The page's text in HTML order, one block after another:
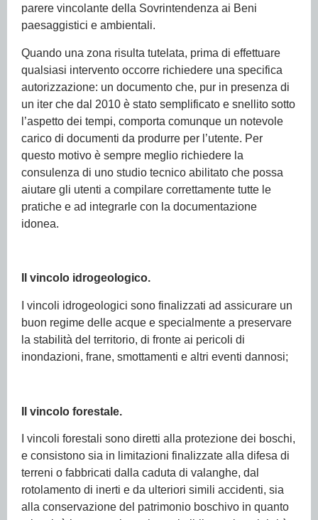
parere vincolante della Sovrintendenza ai Beni
paesaggistici e ambientali.
Quando una zona risulta tutelata, prima di effettuare
qualsiasi intervento occorre richiedere una specifica
autorizzazione: un documento che, pur in presenza di
un iter che dal 2010 è stato semplificato e snellito sotto
l’aspetto dei tempi, comporta comunque un notevole
carico di documenti da produrre per l’utente. Per
questo motivo è sempre meglio richiedere la
consulenza di uno studio tecnico abilitato che possa
aiutare gli utenti a compilare correttamente tutte le
pratiche e ad integrarle con la documentazione
idonea.
Il vincolo idrogeologico.
I vincoli idrogeologici sono finalizzati ad assicurare un
buon regime delle acque e specialmente a preservare
la stabilità del territorio, di fronte ai pericoli di
inondazioni, frane, smottamenti e altri eventi dannosi;
Il vincolo forestale.
I vincoli forestali sono diretti alla protezione dei boschi,
e consistono sia in limitazioni finalizzate alla difesa di
terreni o fabbricati dalla caduta di valanghe, dal
rotolamento di inerti e da ulteriori simili accidenti, sia
alla conservazione del patrimonio boschivo in quanto